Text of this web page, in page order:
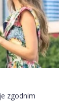
zgodnim